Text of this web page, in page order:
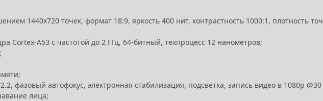
1440х720 точек, формат 18:9, яркость 400 нит, контрастность 1000:1, плотность
Cortex-A53 с частотой до 2 ГГц, 64-битный, техпроцесс 12 нанометров;
фазовый автофокус, электронная стабилизация, подсветка, запись видео в 1080p
лица;